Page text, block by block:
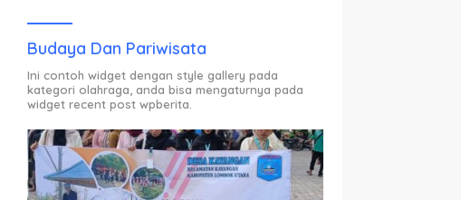
Budaya Dan Pariwisata
Ini contoh widget dengan style gallery pada
kategori olahraga, anda bisa mengaturnya pada
widget recent post wpberita.